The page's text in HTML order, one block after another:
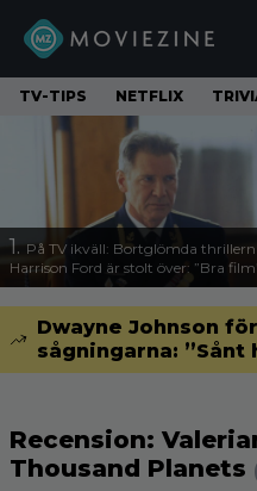
TV-TIPS NETFLIX
1. På TV ikväll: Bortglömda
Harrison Ford är stolt över: ”Bra
Dwayne Johnson
sågningarna: ”Sånt
Recension:
Thousand Planets